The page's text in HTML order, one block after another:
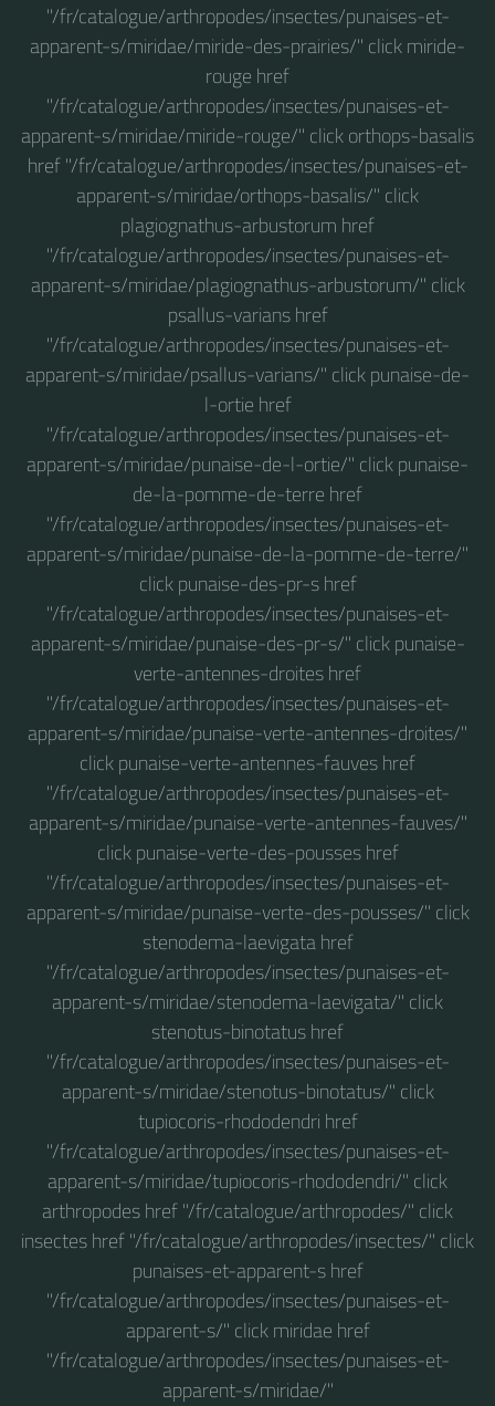
"/fr/catalogue/arthropodes/insectes/punaises-et-
apparent-s/miridae/miride-des-prairies/" click miride-
rouge href
"/fr/catalogue/arthropodes/insectes/punaises-et-
apparent-s/miridae/miride-rouge/" click orthops-basalis
href "/fr/catalogue/arthropodes/insectes/punaises-et-
apparent-s/miridae/orthops-basalis/" click
plagiognathus-arbustorum href
"/fr/catalogue/arthropodes/insectes/punaises-et-
apparent-s/miridae/plagiognathus-arbustorum/" click
psallus-varians href
"/fr/catalogue/arthropodes/insectes/punaises-et-
apparent-s/miridae/psallus-varians/" click punaise-de-
l-ortie href
"/fr/catalogue/arthropodes/insectes/punaises-et-
apparent-s/miridae/punaise-de-l-ortie/" click punaise-
de-la-pomme-de-terre href
"/fr/catalogue/arthropodes/insectes/punaises-et-
apparent-s/miridae/punaise-de-la-pomme-de-terre/"
click punaise-des-pr-s href
"/fr/catalogue/arthropodes/insectes/punaises-et-
apparent-s/miridae/punaise-des-pr-s/" click punaise-
verte-antennes-droites href
"/fr/catalogue/arthropodes/insectes/punaises-et-
apparent-s/miridae/punaise-verte-antennes-droites/"
click punaise-verte-antennes-fauves href
"/fr/catalogue/arthropodes/insectes/punaises-et-
apparent-s/miridae/punaise-verte-antennes-fauves/"
click punaise-verte-des-pousses href
"/fr/catalogue/arthropodes/insectes/punaises-et-
apparent-s/miridae/punaise-verte-des-pousses/" click
stenodema-laevigata href
"/fr/catalogue/arthropodes/insectes/punaises-et-
apparent-s/miridae/stenodema-laevigata/" click
stenotus-binotatus href
"/fr/catalogue/arthropodes/insectes/punaises-et-
apparent-s/miridae/stenotus-binotatus/" click
tupiocoris-rhododendri href
"/fr/catalogue/arthropodes/insectes/punaises-et-
apparent-s/miridae/tupiocoris-rhododendri/" click
arthropodes href "/fr/catalogue/arthropodes/" click
insectes href "/fr/catalogue/arthropodes/insectes/" click
punaises-et-apparent-s href
"/fr/catalogue/arthropodes/insectes/punaises-et-
apparent-s/" click miridae href
"/fr/catalogue/arthropodes/insectes/punaises-et-
apparent-s/miridae/"